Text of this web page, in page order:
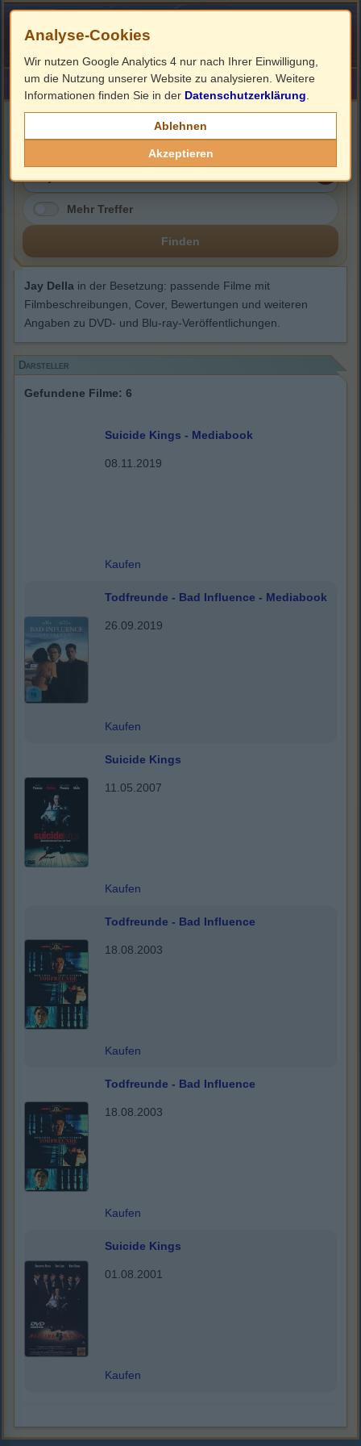
HOME ImpressumLinks
Mehr Treffer
Finden
Jay Della in der Besetzung: passende Filme mit
Filmbeschreibungen, Cover, Bewertungen und weiteren
Angaben zu DVD- und Blu-ray-Veröffentlichungen.
Darsteller
Gefundene Filme: 6
Suicide Kings - Mediabook
08.11.2019
Kaufen
Todfreunde - Bad Influence - Mediabook
26.09.2019
Kaufen
Suicide Kings
11.05.2007
Kaufen
Todfreunde - Bad Influence
18.08.2003
Kaufen
Todfreunde - Bad Influence
18.08.2003
Kaufen
Suicide Kings
01.08.2001
Kaufen
Analyse-Cookies
Wir nutzen Google Analytics 4 nur nach Ihrer Einwilligung,
um die Nutzung unserer Website zu analysieren. Weitere
Informationen finden Sie in der Datenschutzerklärung
Ablehnen
Akzeptieren